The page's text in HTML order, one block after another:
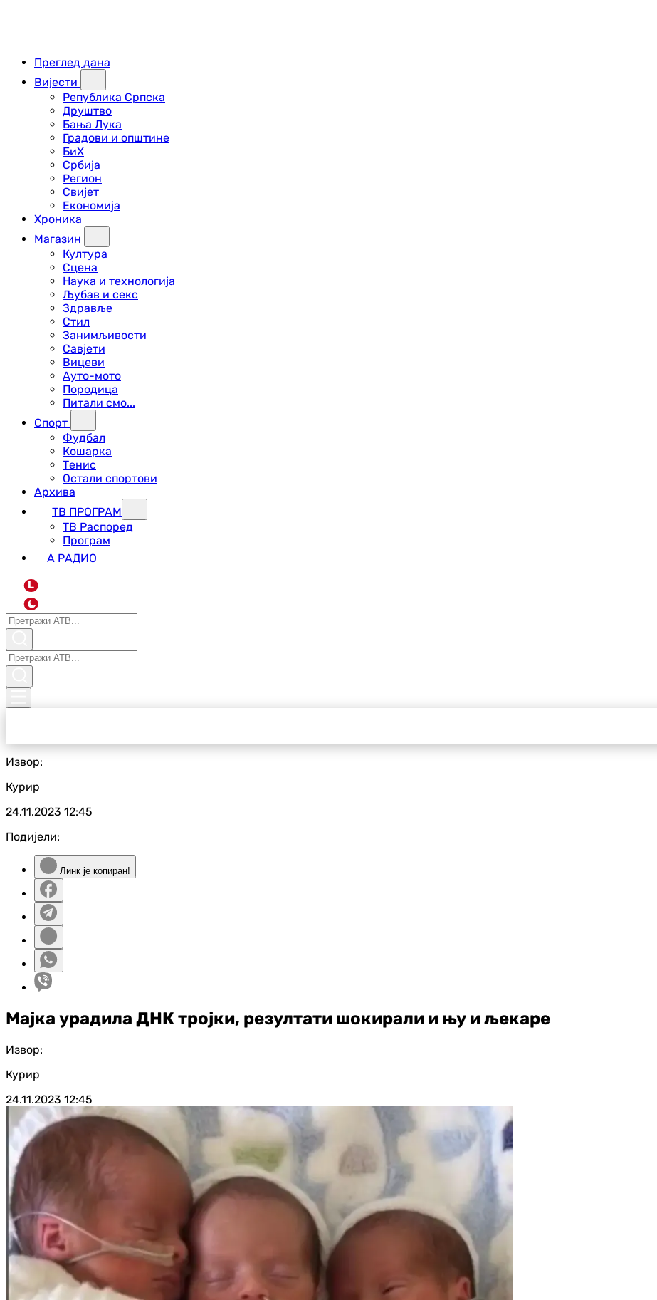
Преглед дана
Вијести
Република Српска
Друштво
Бања Лука
Градови и општине
БиХ
Србија
Регион
Свијет
Економија
Хроника
Магазин
Култура
Сцена
Наука и технологија
Љубав и секс
Здравље
Стил
Занимљивости
Савјети
Вицеви
Ауто-мото
Породица
Питали смо...
Спорт
Фудбал
Кошарка
Тенис
Остали спортови
Архива
ТВ ПРОГРАМ
ТВ Распоред
Програм
А РАДИО
L
Извор:
Курир
24.11.2023 12:45
Подијели:
Линк је копиран!
Мајка урадила ДНК тројки, резултати шокирали и њу и љекаре
Извор:
Курир
24.11.2023 12:45